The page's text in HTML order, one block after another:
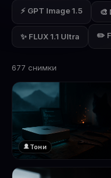
⚡ GPT Image 1.5 🎨
✨ FLUX 1.1 Ultra ✏️
677 снимки
Тони